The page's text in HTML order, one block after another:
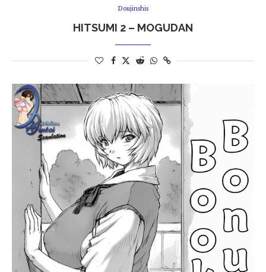
Doujinshis
HITSUMI 2 – MOGUDAN